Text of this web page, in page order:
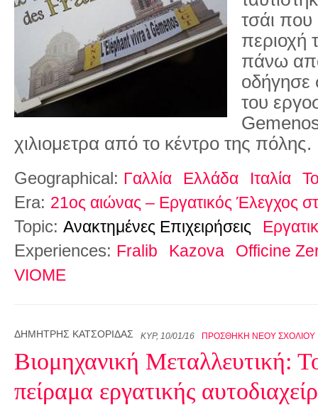
τσάι που
περιοχή
πάνω
οδήγησε
του
χιλιομετρα από το κέντρο της πόλης.
Geographical: Γαλλία Ελλάδα Ιταλία
Era: 21ος αιώνας – Εργατικός Έλεγχος
Topic: Ανακτημένες Επιχειρήσεις
Experiences: Fralib Kazova
Officine
VIOME
ΔΗΜΉΤΡΗΣ ΚΑΤΣΟΡΊΔΑΣ ΚΥΡ, 10/01/16 ΠΡΟΣΘΉΚΗ ΝΈΟΥ ΣΧΟΛΊΟΥ
Βιομηχανική Μεταλλευτική:
πείραμα εργατικής